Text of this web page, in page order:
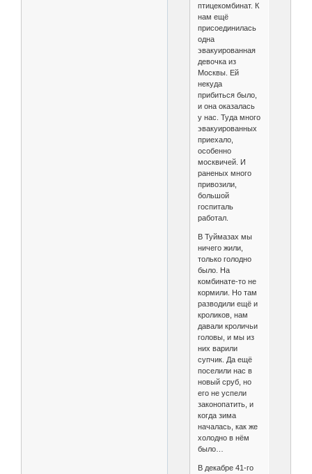
птицекомбинат. К
нам ещё
присоединилась
одна
эвакуированная
девочка из
Москвы. Ей
некуда
прибиться было,
и она оказалась
у нас. Туда много
эвакуированных
приехало,
особенно
москвичей. И
раненых много
привозили,
большой
госпиталь
работал.
В Туймазах мы
ничего жили,
только голодно
было. На
комбинате-то не
кормили. Но там
разводили ещё и
кроликов, нам
давали кроличьи
головы, и мы из
них варили
супчик. Да ещё
поселили нас в
новый сруб, но
его не успели
законопатить, и
когда зима
началась, как же
холодно в нём
было…
В декабре 41-го